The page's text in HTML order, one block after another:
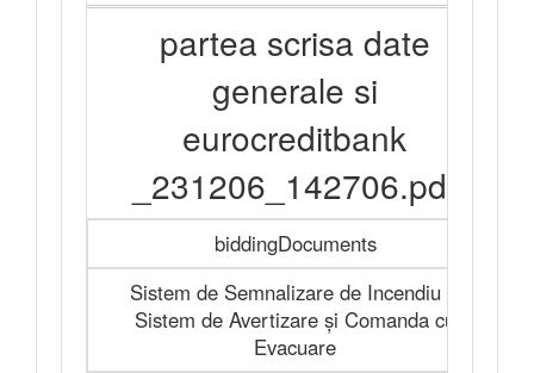
partea scrisa date
generale si
eurocreditbank
_231206_142706.pdf
biddingDocuments
Sistem de Semnalizare de Incendiu şi
Sistem de Avertizare şi Comanda cu
Evacuare